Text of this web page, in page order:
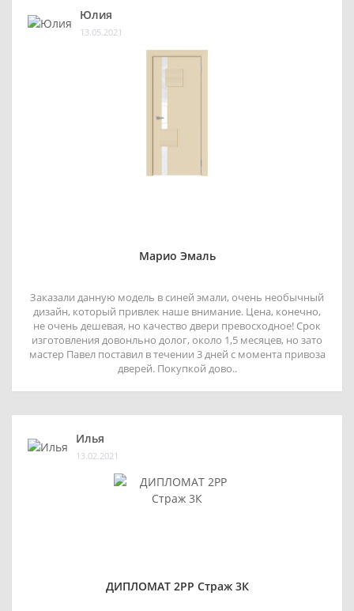
Юлия
13.05.2021
Марио Эмаль
Заказали данную модель в синей эмали, очень необычный
дизайн, который привлек наше внимание. Цена, конечно,
не очень дешевая, но качество двери превосходное! Срок
изготовления довонльно долог, около 1,5 месяцев, но зато
мастер Павел поставил в течении 3 дней с момента привоза
дверей. Покупкой дово..
Илья
13.02.2021
ДИПЛОМАТ 2РР Страж 3К